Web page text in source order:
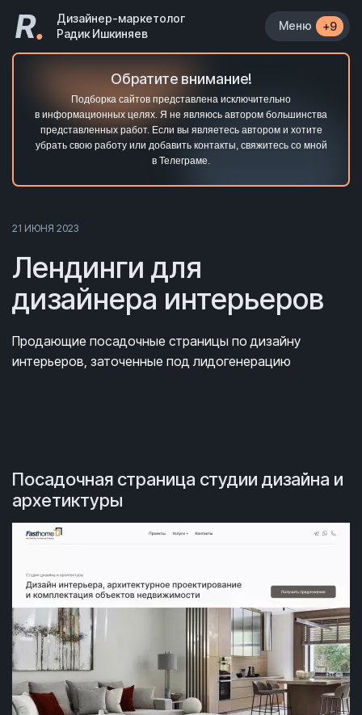
R.
Дизайнер-маркетолог
Радик Ишкиняев
Меню +9
Обратите внимание!
Подборка сайтов представлена исключительно
в информационных целях. Я не являюсь автором большинства
представленных работ. Если вы являетесь автором и хотите
убрать свою работу или добавить контакты, свяжитесь со мной
в Телеграме.
21 ИЮНЯ 2023
Лендинги для
дизайнера интерьеров
Продающие посадочные страницы по дизайну
интерьеров, заточенные под лидогенерацию
Посадочная страница студии дизайна и
архетиктуры